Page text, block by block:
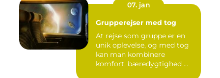
07. jan
Grupperejser med tog
At rejse som gruppe er en
unik oplevelse, og med tog
kan man kombinere
komfort, bæredygtighed ...